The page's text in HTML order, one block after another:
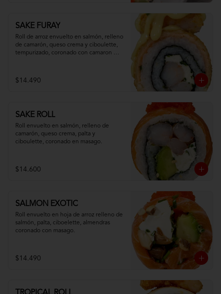
SAKE FURAY
Roll de arroz envuelto en salmón, relleno
de camarón, queso crema y ciboulette,
tempurizado, coronado con camaron
$14.490
SAKE ROLL
Roll envuelto en salmón, relleno de
camarón, queso crema, palta y
ciboulette, coronado en masago.
$14.600
SALMON EXOTIC
Roll envuelto en hoja de arroz relleno de
salmón, palta, ciboelette, almendras
coronado con masago.
$14.490